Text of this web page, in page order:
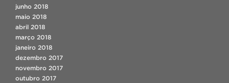
junho 2018
maio 2018
abril 2018
março 2018
janeiro 2018
dezembro 2017
novembro 2017
outubro 2017